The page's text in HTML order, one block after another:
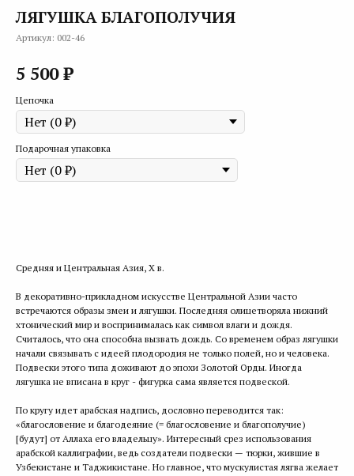
ЛЯГУШКА БЛАГОПОЛУЧИЯ
Артикул: 002-46
5 500 ₽
Цепочка
Подарочная упаковка
Средняя и Центральная Азия, X в.
В декоративно-прикладном искусстве Центральной Азии часто
встречаются образы змеи и лягушки. Последняя олицетворяла нижний
хтонический мир и воспринималась как символ влаги и дождя.
Считалось, что она способна вызвать дождь. Со временем образ лягушки
начали связывать с идеей плодородия не только полей, но и человека.
Подвески этого типа доживают до эпохи Золотой Орды. Иногда
лягушка не вписана в круг - фигурка сама является подвеской.
По кругу идет арабская надпись, дословно переводится так:
«благословение и благодеяние (= благословение и благополучие)
[будут] от Аллаха его владельцу». Интересный срез использования
арабской каллиграфии, ведь создатели подвески — тюрки, жившие в
Узбекистане и Таджикистане. Но главное, что мускулистая лягва желает